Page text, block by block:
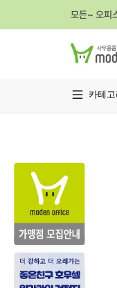
모든~ 오피
카테고